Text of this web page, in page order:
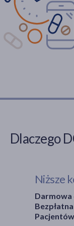
Dlaczego
Niższe